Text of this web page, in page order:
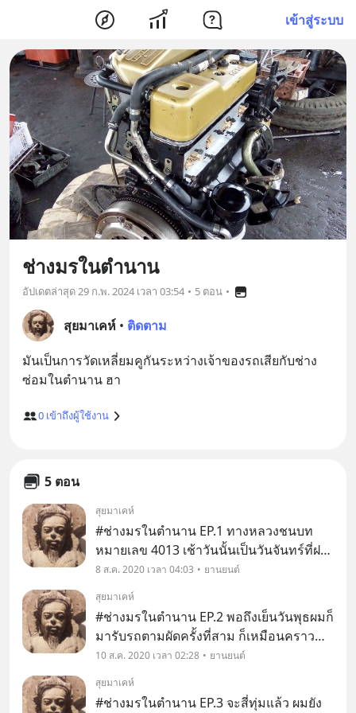
เข้าสู่ระบบ
ช่างมรในตำนาน
อัปเดตล่าสุด29 ก.พ. 2024 เวลา 03:54 • 5 ตอน •
สุยมาเคห์ • ติดตาม
มันเป็นการวัดเหลี่ยมคูกันระหว่างเจ้าของรถเสียกับช่าง
0 เข้าถึงผู้ใช้งาน
5 ตอน
สุยมาเคห์
#ช่างมรในตำนาน EP.1 ทางหลวงชนบท
หมายเลข 4013 เช้าวันนั้นเป็นวันจันทร์ที่ฝน
โปรยปราย ระหว่างที่ผมขับรถฝ่าฝนไป
ทำงานได้ราวครึ่งทางก็ได้ยินเสียง
เครื่องยนต์ทำงานผิดปกติ ผมชะลอรถลง
กำลังจะเบนเข้าข้างทางเพื่อจ
8 ส.ค. 2020 เวลา 04:03
ยานยนต์
สุยมาเคห์
#ช่างมรในตำนาน EP.2 พอถึงเย็นวันพุธผมก็
มารับรถตามผัดครั้งที่สาม ก็เหมือนคราว
ก่อนราวกับแกะอะไรจะปานนั้น รถยังซ่อม
ไม่เสร็จเหมือนเดิม ฮา แต่ครั้งนี้สีหน้าแสดง
ความรู้สึกผิดระดับดาราตุ๊กตาทองของฮอลี่วู้
10 ส.ค. 2020 เวลา 02:28
ยานยนต์
สุยมาเคห์
#ช่างมรในตำนาน EP.3 จะสี่ทุ่มแล้ว ผมยัง